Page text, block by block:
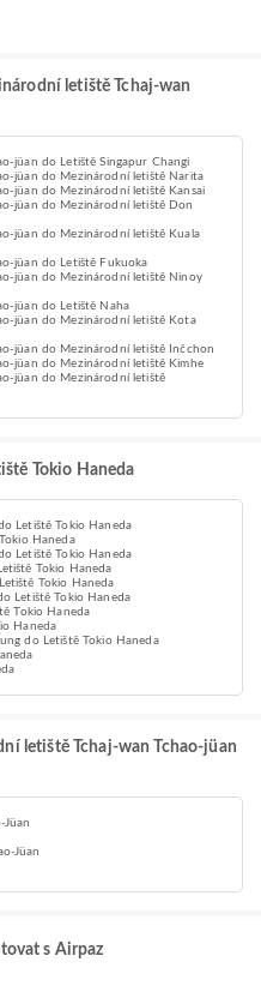
letiště Tchaj-wan
jüan do Letiště Singapur Changi
jüan do Mezinárodní letiště Narita
jüan do Mezinárodní letiště Kansai
jüan do Mezinárodní letiště Don
jüan do Mezinárodní letiště Kuala
jüan do Letiště Fukuoka
jüan do Mezinárodní letiště Ninoy
jüan do Letiště Naha
jüan do Mezinárodní letiště Kota
jüan do Mezinárodní letiště Inčchon
jüan do Mezinárodní letiště Kimhe
jüan do Mezinárodní letiště
Tokio Haneda
Letiště Tokio Haneda
Haneda
Letiště Tokio Haneda
Tokio Haneda
Tokio Haneda
Letiště Tokio Haneda
Tokio Haneda
Haneda
do Letiště Tokio Haneda
letiště Tchaj-wan Tchao-jüan
Jüan
Jüan
s Airpaz